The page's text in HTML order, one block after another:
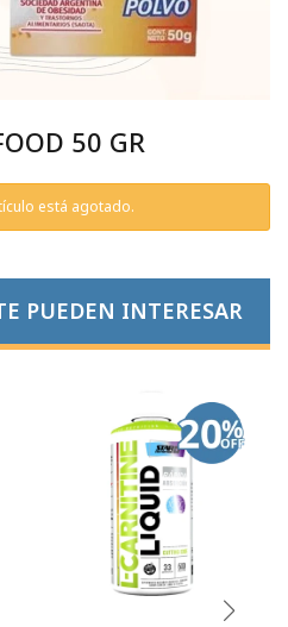
50 GR
está agotado.
PUEDEN INTERESAR